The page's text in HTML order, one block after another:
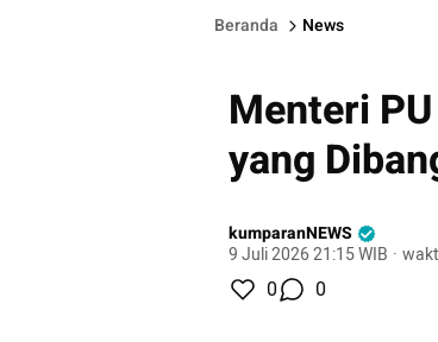
Beranda News
Menteri
yang
kumparanNEWS
9 Juli 2026 21:15 WIB ·
0 0